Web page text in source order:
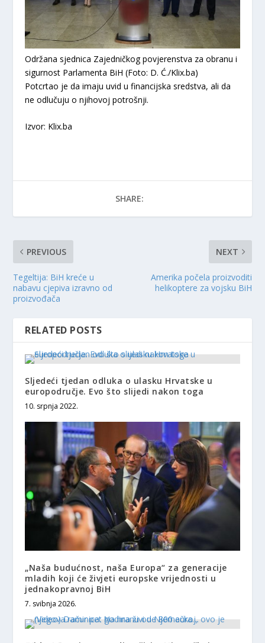
Održana sjednica Zajedničkog povjerenstva za obranu i
sigurnost Parlamenta BiH (Foto: D. Ć./Klix.ba)
Potcrtao je da imaju uvid u financijska sredstva, ali da
ne odlučuju o njihovoj potrošnji.
Izvor: Klix.ba
SHARE:
PREVIOUS
Tegeltija: BiH kreće u
nabavu cjepiva izravno od
proizvođača
NEXT
Amerika počela proizvoditi
helikoptere za vojsku BiH
RELATED POSTS
Sljedeći tjedan odluka o ulasku Hrvatske u
europodručje. Evo što slijedi nakon toga
10. srpnja 2022.
„Naša budućnost, naša Europa“ za generacije
mladih koji će živjeti europske vrijednosti u
jednakopravnoj BiH
7. svibnja 2026.